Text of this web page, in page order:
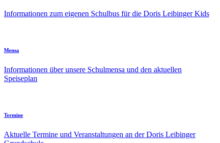
Informationen zum eigenen Schulbus für die Doris Leibinger Kids
Mensa
Informationen über unsere Schulmensa und den aktuellen
Speiseplan
Termine
Aktuelle Termine und Veranstaltungen an der Doris Leibinger